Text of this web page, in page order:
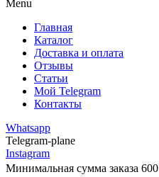
Menu
Главная
Каталог
Доставка и оплата
Отзывы
Статьи
Мой Telegram
Контакты
Whatsapp
Telegram-plane
Instagram
Минимальная сумма заказа 600